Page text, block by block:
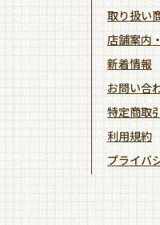
取り扱い
店舗案内
新着情報
お問い合
特定商取
利用規約
プライバ